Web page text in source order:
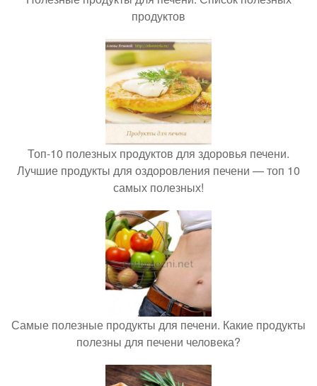
продуктов
Топ-10 полезных продуктов для здоровья печени.
Лучшие продукты для оздоровления печени — топ 10
самых полезных!
Самые полезные продукты для печени. Какие продукты
полезны для печени человека?